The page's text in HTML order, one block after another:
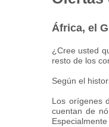
África, el
¿Cree usted
resto de los
Según el
Los orígenes
cuentan de